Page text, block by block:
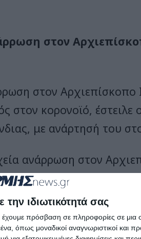
την ιδιωτικότητά σας
έχουμε πρόσβαση σε πληροφορίες σε
όπως μοναδικοί αναγνωριστικοί και
στον
στον Αρχιεπίσκοπο
στον κορονοϊό, έστειλε
με ανάρτησή του
ανάρρωση στον
ανέφερε ο κ.
στον